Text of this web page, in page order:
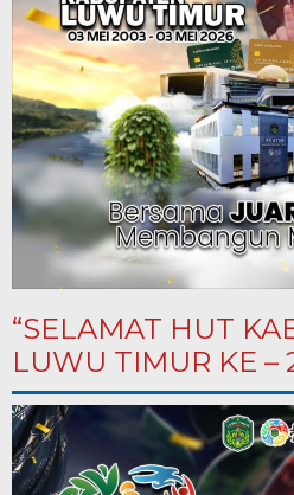
“SELAMAT HUT
LUWU TIMUR KE –